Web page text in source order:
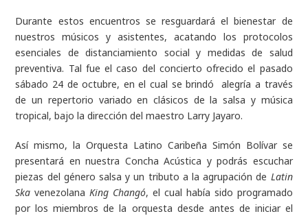
Durante estos encuentros se resguardará el bienestar de
nuestros músicos y asistentes, acatando los protocolos
esenciales de distanciamiento social y medidas de salud
preventiva. Tal fue el caso del concierto ofrecido el pasado
sábado 24 de octubre, en el cual se brindó alegría a través
de un repertorio variado en clásicos de la salsa y música
tropical, bajo la dirección del maestro Larry Jayaro.
Así mismo, la Orquesta Latino Caribeña Simón Bolívar se
presentará en nuestra Concha Acústica y podrás escuchar
piezas del género salsa y un tributo a la agrupación de Latin
Ska venezolana King Changó, el cual había sido programado
por los miembros de la orquesta desde antes de iniciar el